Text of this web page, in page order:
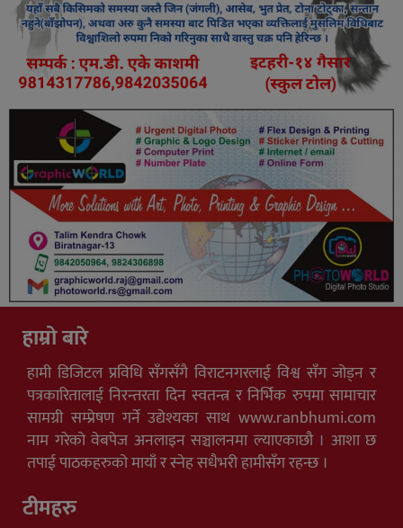
हाम्रो बारे
हामी डिजिटल प्रविधि सँगसँगै विराटनगरलाई विश्व सँग जोड्न र
पत्रकारितालाई निरन्तरता दिन स्वतन्त्र र निर्भिक रुपमा सामाचार
सामग्री सम्प्रेषण गर्ने उद्येश्यका साथ www.ranbhumi.com
नाम गरेको वेबपेज अनलाइन सञ्चालनमा ल्याएकाछौ । आशा छ
तपाई पाठकहरुको मायाँ र स्नेह सधैभरी हामीसँग रहन्छ ।
टीमहरु